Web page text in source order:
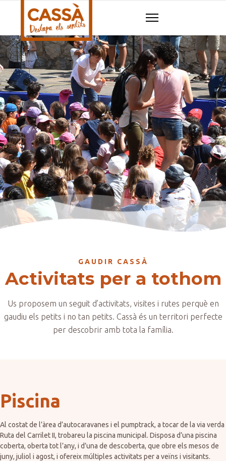
GAUDIR CASSÀ
Activitats per a tothom
Us proposem un seguit d’activitats, visites i rutes perquè en
gaudiu els petits i no tan petits. Cassà és un territori perfecte
per descobrir amb tota la família.
Piscina
Al costat de l’àrea d’autocaravanes i el pumptrack, a tocar de la via verda
Ruta del Carrilet II, trobareu la piscina municipal. Disposa d’una piscina
coberta, oberta tot l’any, i d’una de descoberta, que obre els mesos de
juny, juliol i agost, i ofereix múltiples activitats per a veïns i visitants.